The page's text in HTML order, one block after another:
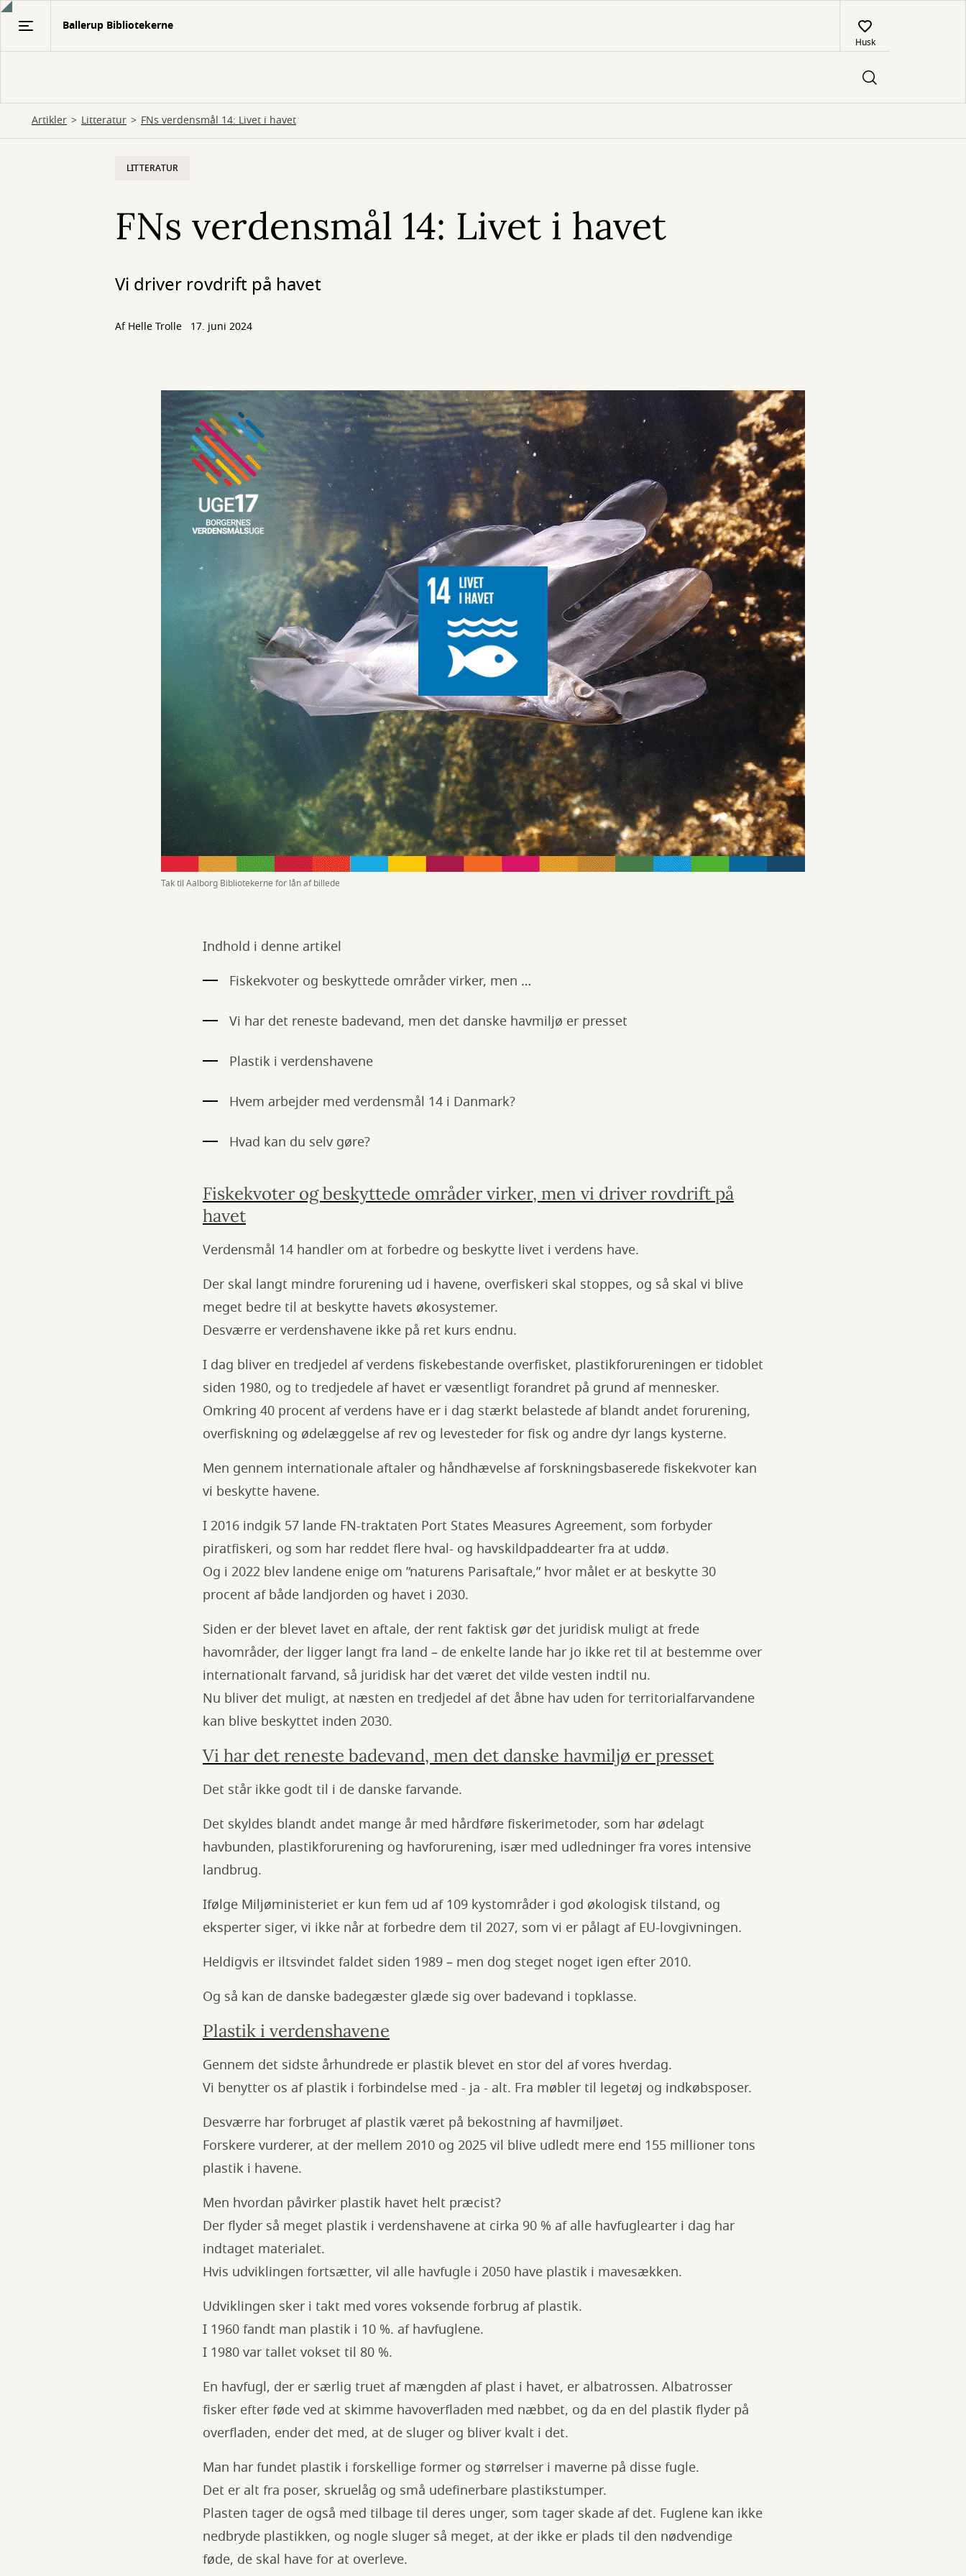
Gå
Ballerup Bibliotekerne
Husk
Artikler Litteratur FNs verdensmål 14: Livet i havet
LITTERATUR
FNs verdensmål 14: Livet i havet
Vi driver rovdrift på havet
AfHelle Trolle 17. juni 2024
Tak til Aalborg Bibliotekerne for lån af billede
Indhold i denne artikel
Fiskekvoter og beskyttede områder virker, men …
Vi har det reneste badevand, men det danske havmiljø er presset
Plastik i verdenshavene
Hvem arbejder med verdensmål 14 i Danmark?
Hvad kan du selv gøre?
Fiskekvoter og beskyttede områder virker, men vi driver rovdrift på
havet
Verdensmål 14 handler om at forbedre og beskytte livet i verdens have.
Der skal langt mindre forurening ud i havene, overfiskeri skal stoppes, og så skal vi blive
meget bedre til at beskytte havets økosystemer.
Desværre er verdenshavene ikke på ret kurs endnu.
I dag bliver en tredjedel af verdens fiskebestande overfisket, plastikforureningen er tidoblet
siden 1980, og to tredjedele af havet er væsentligt forandret på grund af mennesker.
Omkring 40 procent af verdens have er i dag stærkt belastede af blandt andet forurening,
overfiskning og ødelæggelse af rev og levesteder for fisk og andre dyr langs kysterne.
Men gennem internationale aftaler og håndhævelse af forskningsbaserede fiskekvoter kan
vi beskytte havene.
I 2016 indgik 57 lande FN-traktaten Port States Measures Agreement, som forbyder
piratfiskeri, og som har reddet flere hval- og havskildpaddearter fra at uddø.
Og i 2022 blev landene enige om ”naturens Parisaftale,” hvor målet er at beskytte 30
procent af både landjorden og havet i 2030.
Siden er der blevet lavet en aftale, der rent faktisk gør det juridisk muligt at frede
havområder, der ligger langt fra land – de enkelte lande har jo ikke ret til at bestemme over
internationalt farvand, så juridisk har det været det vilde vesten indtil nu.
Nu bliver det muligt, at næsten en tredjedel af det åbne hav uden for territorialfarvandene
kan blive beskyttet inden 2030.
Vi har det reneste badevand, men det danske havmiljø er presset
Det står ikke godt til i de danske farvande.
Det skyldes blandt andet mange år med hårdføre fiskerimetoder, som har ødelagt
havbunden, plastikforurening og havforurening, især med udledninger fra vores intensive
landbrug.
Ifølge Miljøministeriet er kun fem ud af 109 kystområder i god økologisk tilstand, og
eksperter siger, vi ikke når at forbedre dem til 2027, som vi er pålagt af EU-lovgivningen.
Heldigvis er iltsvindet faldet siden 1989 – men dog steget noget igen efter 2010.
Og så kan de danske badegæster glæde sig over badevand i topklasse.
Plastik i verdenshavene
Gennem det sidste århundrede er plastik blevet en stor del af vores hverdag.
Vi benytter os af plastik i forbindelse med - ja - alt. Fra møbler til legetøj og indkøbsposer.
Desværre har forbruget af plastik været på bekostning af havmiljøet.
Forskere vurderer, at der mellem 2010 og 2025 vil blive udledt mere end 155 millioner tons
plastik i havene.
Men hvordan påvirker plastik havet helt præcist?
Der flyder så meget plastik i verdenshavene at cirka 90 % af alle havfuglearter i dag har
indtaget materialet.
Hvis udviklingen fortsætter, vil alle havfugle i 2050 have plastik i mavesækken.
Udviklingen sker i takt med vores voksende forbrug af plastik.
I 1960 fandt man plastik i 10 %. af havfuglene.
I 1980 var tallet vokset til 80 %.
En havfugl, der er særlig truet af mængden af plast i havet, er albatrossen. Albatrosser
fisker efter føde ved at skimme havoverfladen med næbbet, og da en del plastik flyder på
overfladen, ender det med, at de sluger og bliver kvalt i det.
Man har fundet plastik i forskellige former og størrelser i maverne på disse fugle.
Det er alt fra poser, skruelåg og små udefinerbare plastikstumper.
Plasten tager de også med tilbage til deres unger, som tager skade af det. Fuglene kan ikke
nedbryde plastikken, og nogle sluger så meget, at der ikke er plads til den nødvendige
føde, de skal have for at overleve.